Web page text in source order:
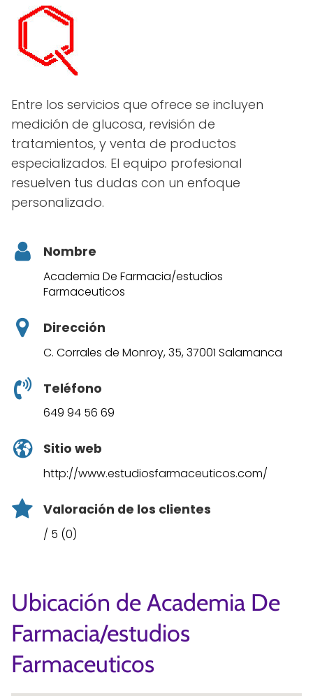
Entre los servicios que ofrece se incluyen
medición de glucosa, revisión de
tratamientos, y venta de productos
especializados. El equipo profesional
resuelven tus dudas con un enfoque
personalizado.
Nombre
Academia De Farmacia/estudios
Farmaceuticos
Dirección
C. Corrales de Monroy, 35, 37001 Salamanca
Teléfono
649 94 56 69
Sitio web
http://www.estudiosfarmaceuticos.com/
Valoración de los clientes
/ 5 (0)
Ubicación de Academia De
Farmacia/estudios
Farmaceuticos